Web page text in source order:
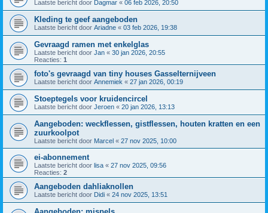
Laatste bericht door Dagmar « 06 feb 2026, 20:50
Kleding te geef aangeboden
Laatste bericht door Ariadne « 03 feb 2026, 19:38
Gevraagd ramen met enkelglas
Laatste bericht door Jan « 30 jan 2026, 20:55
Reacties: 1
foto's gevraagd van tiny houses Gasselternijveen
Laatste bericht door Annemiek « 27 jan 2026, 00:19
Stoeptegels voor kruidencircel
Laatste bericht door Jeroen « 20 jan 2026, 13:13
Aangeboden: weckflessen, gistflessen, houten kratten en een
zuurkoolpot
Laatste bericht door Marcel « 27 nov 2025, 10:00
ei-abonnement
Laatste bericht door lisa « 27 nov 2025, 09:56
Reacties: 2
Aangeboden dahliaknollen
Laatste bericht door Didi « 24 nov 2025, 13:51